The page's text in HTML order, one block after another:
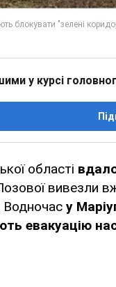
у курсі
області
вивезли
Водночас у
евакуацію